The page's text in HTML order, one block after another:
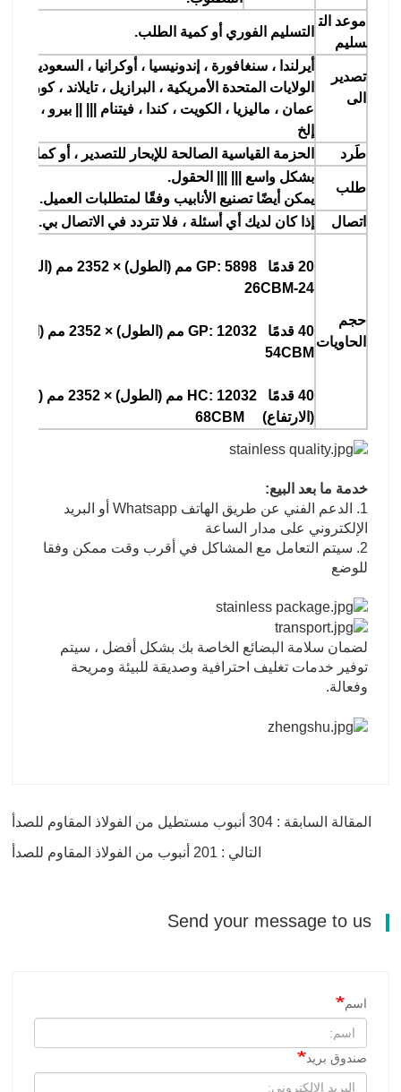
موعد الت
سليم
التسليم الفوري أو كمية الطلب.
تصدير
الى
الولايات المتحدة الأمريكية ، البرازيل ، تايلاند ، كوريا ،
عمان ، ماليزيا ، الكويت ، كندا ، فيتنام ||| || بيرو ،
إلخ
طَرد
الحزمة القياسية الصالحة للإبحار للتصدير ، أو كما
طلب
بشكل واسع ||| ||| الحقول.
يمكن أيضًا تصنيع الأنابيب وفقًا لمتطلبات العميل.
اتصال
إذا كان لديك أي أسئلة ، فلا تتردد في الاتصال بي.
حجم
الحاويات
24-26CBM
54CBM
(الارتفاع) 68CBM
خدمة ما بعد البيع:
1. الدعم الفني عن طريق الهاتف Whatsapp أو البريد
الإلكتروني على مدار الساعة
2. سيتم التعامل مع المشاكل في أقرب وقت ممكن وفقا
للوضع
لضمان سلامة البضائع الخاصة بك بشكل أفضل ، سيتم
توفير خدمات تغليف احترافية وصديقة للبيئة ومريحة
وفعالة.
المقالة السابقة : 304 أنبوب مستطيل من الفولاذ المقاوم للصدأ
التالي : 201 أنبوب من الفولاذ المقاوم للصدأ
اسم
صندوق بريد